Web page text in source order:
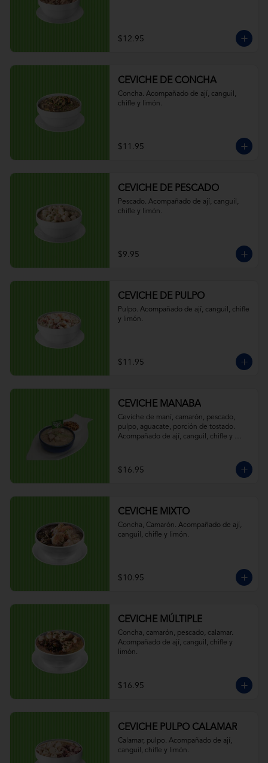
$12.95
CEVICHE DE CONCHA
Concha. Acompañado de ají, canguil,
chifle y limón.
$11.95
CEVICHE DE PESCADO
Pescado. Acompañado de ají, canguil,
chifle y limón.
$9.95
CEVICHE DE PULPO
Pulpo. Acompañado de ají, canguil, chifle
y limón.
$11.95
CEVICHE MANABA
Ceviche de maní, camarón, pescado,
pulpo, aguacate, porción de tostado.
Acompañado de ají, canguil, chifle y
$16.95
CEVICHE MIXTO
Concha, Camarón. Acompañado de ají,
canguil, chifle y limón.
$10.95
CEVICHE MÚLTIPLE
Concha, camarón, pescado, calamar.
Acompañado de ají, canguil, chifle y
limón.
$16.95
CEVICHE PULPO CALAMAR
Calamar, pulpo. Acompañado de ají,
canguil, chifle y limón.